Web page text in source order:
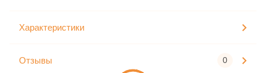
Характеристики
Отзывы 0